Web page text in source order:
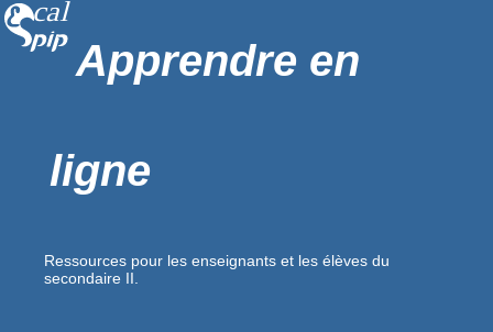
Apprendre en
ligne
Ressources pour les enseignants et les élèves du
secondaire II.